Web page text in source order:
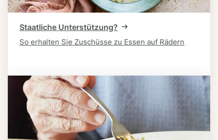
Staatliche Unterstützung?
So erhalten Sie Zuschüsse zu Essen auf Rädern